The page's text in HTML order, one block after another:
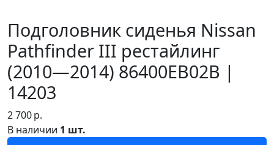
Подголовник сиденья Nissan
Pathfinder III рестайлинг
(2010—2014) 86400EB02B |
14203
2 700р.
В наличии 1 шт.